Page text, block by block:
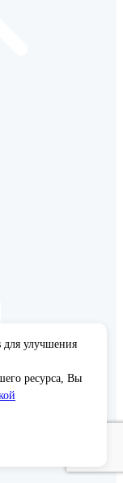
улучшения
ресурса, Вы